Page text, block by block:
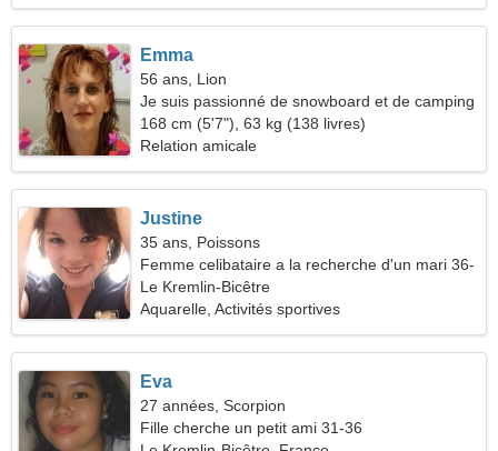
Emma
56 ans, Lion
Je suis passionné de snowboard et de camping
168 cm (5'7"), 63 kg (138 livres)
Relation amicale
Justine
35 ans, Poissons
Femme celibataire a la recherche d'un mari 36-
44
Le Kremlin-Bicêtre
Aquarelle, Activités sportives
Eva
27 années, Scorpion
Fille cherche un petit ami 31-36